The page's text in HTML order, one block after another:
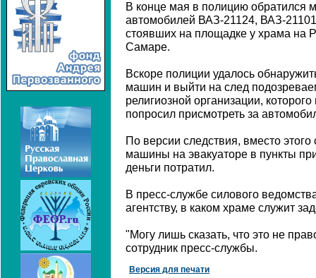
В конце мая в полицию обратился
автомобилей ВАЗ-21124, ВАЗ-
стоявших на площадке у храма на
Самаре.
Вскоре полиции удалось
машин и выйти на след
религиозной организации,
попросил присмотреть за
По версии следствия, вместо
машины на эвакуаторе в пункты
деньги потратил.
В пресс-службе силового
агентству, в каком храме служит
"Могу лишь сказать, что это не
сотрудник пресс-службы.
Версия для печати